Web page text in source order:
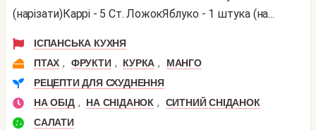
(нарізати)Каррі - 5 Ст. ЛожокЯблуко - 1 штука (на...
ІСПАНСЬКА КУХНЯ
ПТАХ , ФРУКТИ , КУРКА ,
МАНГО
РЕЦЕПТИ ДЛЯ СХУДНЕННЯ
НА ОБІД , НА СНІДАНОК ,
СИТНИЙ СНІДАНОК
САЛАТИ